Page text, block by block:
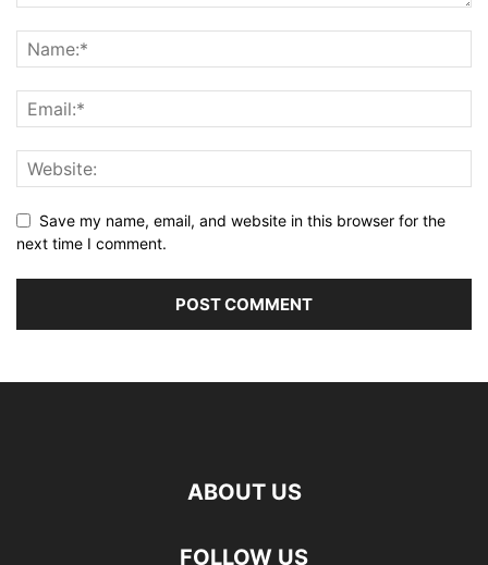
Save my name, email, and website in this browser for the
next time I comment.
ABOUT US
FOLLOW US